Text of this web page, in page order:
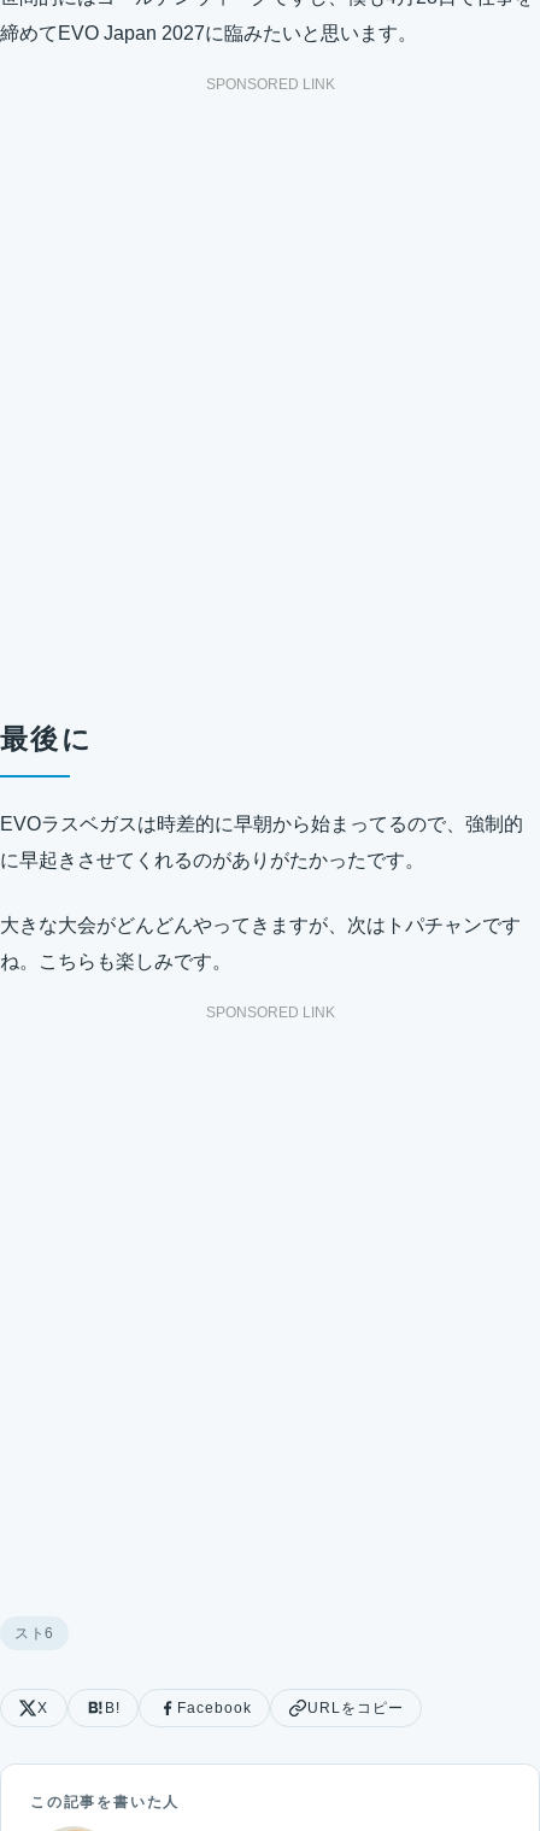
締めてEVO Japan 2027に臨みたいと思います。
SPONSORED LINK
最後に
EVOラスベガスは時差的に早朝から始まってるので、強制的
に早起きさせてくれるのがありがたかったです。
大きな大会がどんどんやってきますが、次はトパチャンです
ね。こちらも楽しみです。
SPONSORED LINK
スト6
X B! Facebook URLをコピー
この記事を書いた人